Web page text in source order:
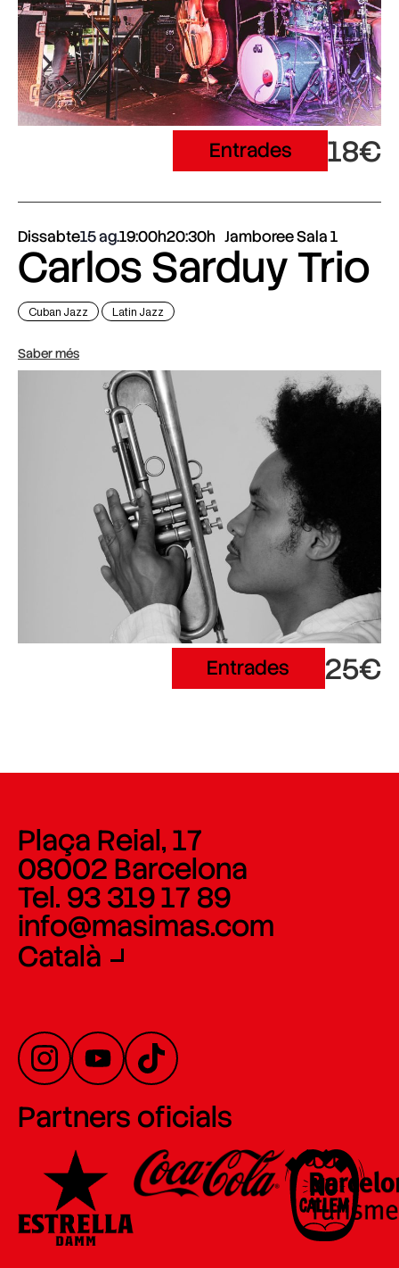
Entrades 18€
Dissabte15 ag.19:00h20:30h Jamboree Sala 1
Carlos Sarduy Trio
Cuban Jazz Latin Jazz
Saber més
Entrades 25€
Plaça Reial, 17
08002 Barcelona
Tel. 93 319 17 89
info@masimas.com
Català
Partners oficials